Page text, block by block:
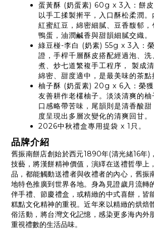
蛋黃酥 (奶蛋素) 60g x 3入：餅
以手工揉製搟平，入口酥松柔潤
紅蜜紅豆，綿密細膩、豆香馥郁
鴨蛋，油潤鹹香與甜韻細膩交織。
綠豆椪-李白 (奶素) 55g x 3入：
證，手桿千層酥皮搭配經過泡、洗
煮、炒七道繁複手工程序， 製成
綿密、甜度適中，是最美味的茶點
柚子酥 (奶蛋素) 20g x 6入：榮獲
友善耕作老欉柚子。淡淡清爽的
口感略帶苦味，尾韻則是清香酸
度呈現出多層次變化的清爽回甘。
2026中秋禮盒專用提袋 x 1只。
品牌介紹
舊振南餅店創始於西元1890年(清光緒16年)
技藝，將漢餅精神價值，演繹在送禮哲學上
品，都能觸動送禮者與收禮者的內心，舊振
地特色推廣到世界各地。身為見證歲月流轉
伴手禮、節慶禮盒，或精緻的中式喜餅，皆
糕點文化精神的重視。近年來以精緻的烘焙
俗活動，將台灣文化記憶，感染更多海內外
重視禮數的生活品味。